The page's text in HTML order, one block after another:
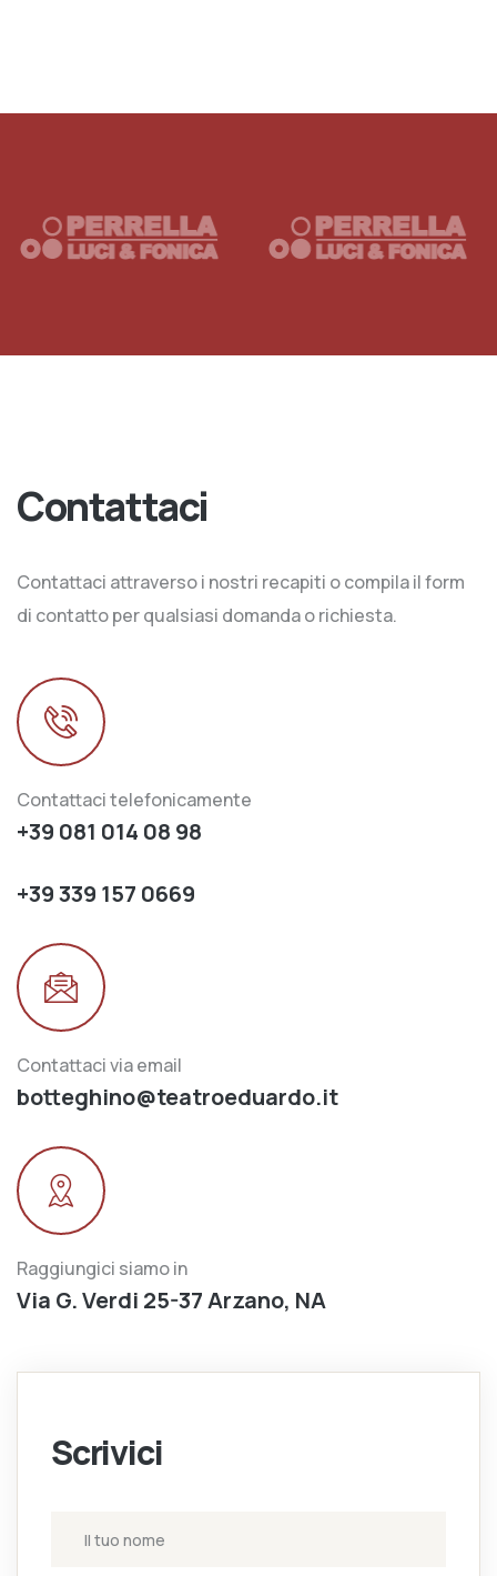
Contattaci
Contattaci attraverso i nostri recapiti o compila il form
di contatto per qualsiasi domanda o richiesta.
Contattaci telefonicamente
+39 081 014 08 98
+39 339 157 0669
Contattaci via email
botteghino@teatroeduardo.it
Raggiungici siamo in
Via G. Verdi 25-37 Arzano, NA
Scrivici